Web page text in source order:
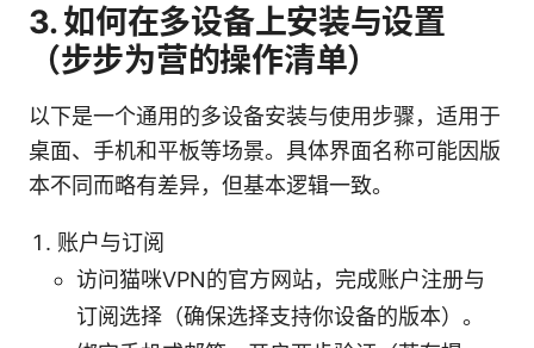
3. 如何在多设备上安装与设置
（步步为营的操作清单）
以下是一个通用的多设备安装与使用步骤，适用于
桌面、手机和平板等场景。具体界面名称可能因版
本不同而略有差异，但基本逻辑一致。
账户与订阅
访问猫咪VPN的官方网站，完成账户注册与
订阅选择（确保选择支持你设备的版本）。